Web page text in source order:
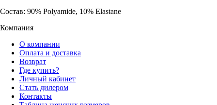
Состав: 90% Polyamide, 10% Elastane
Компания
О компании
Оплата и доставка
Возврат
Где купить?
Личный кабинет
Стать дилером
Контакты